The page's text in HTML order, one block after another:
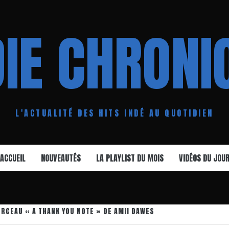
L'ACTUALITÉ DES HITS INDÉ AU QUOTIDIEN
ACCUEIL NOUVEAUTÉS LA PLAYLIST DU MOIS VIDÉOS DU JOUR
« A THANK YOU NOTE » DE AMII DAWES